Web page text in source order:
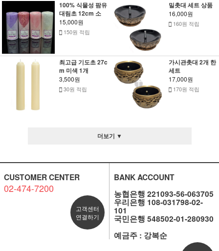
100% 식물성 팜유
대림초 12cm 소
15,000원
150원 적립
밀촛대 세트 상품
16,000원
160원 적립
최고급 기도초 27c
m 미색 1개
3,500원
30원 적립
가시관촛대 2개 한
세트
17,000원
170원 적립
더보기 ▼
CUSTOMER CENTER
02-474-7200
고객센터
연결하기
BANK ACCOUNT
농협은행 221093-56-063705
우리은행 108-031798-02-
101
국민은행 548502-01-280930
예금주 : 강복순